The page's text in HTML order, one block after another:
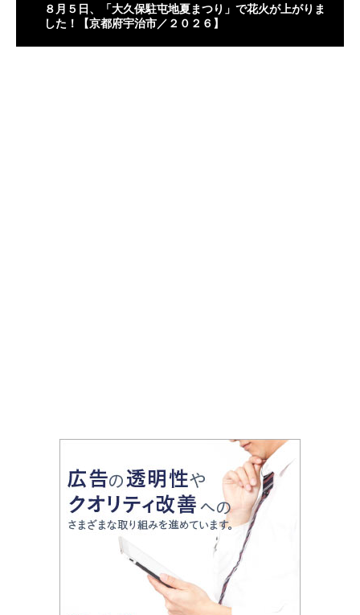
８月５日、「大久保駐屯地夏まつり」で花火が上がりま
した！【京都府宇治市／２０２６】